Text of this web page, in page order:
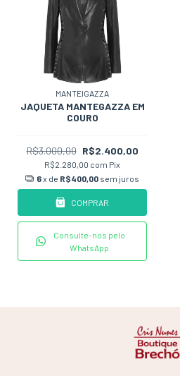
MANTEIGAZZA
JAQUETA MANTEGAZZA EM
COURO
R$3.000,00 R$2.400,00
R$2.280,00 com Pix
6x de R$400,00 sem juros
COMPRAR
Consulte-nos pelo
WhatsApp